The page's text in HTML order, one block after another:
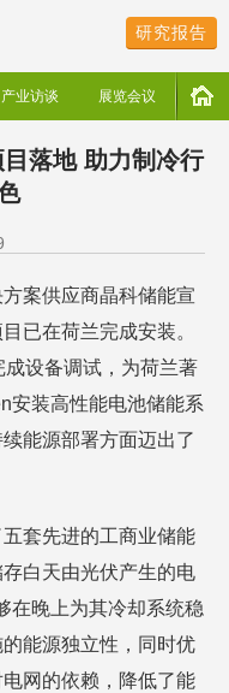
研究报告
产业访谈 展览会议
落地 助力制冷行
案供应商晶科储能宣
已在荷兰完成安装。
设备调试，为荷兰著
安装高性能电池储能系
能源部署方面迈出了
套先进的工商业储能
白天由光伏产生的电
在晚上为其冷却系统稳
能源独立性，同时优
网的依赖，降低了能